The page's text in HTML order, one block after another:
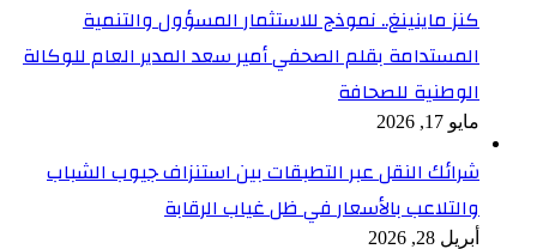
كنز ماينينغ.. نموذج للاستثمار المسؤول والتنمية
المستدامة بقلم الصحفي أمير سعد المدير العام للوكالة
الوطنية للصحافة
مايو 17, 2026
شرائك النقل عبر التطبقات بين استنزاف جيوب الشباب
والتلاعب بالأسعار في ظل غياب الرقابة
أبريل 28, 2026